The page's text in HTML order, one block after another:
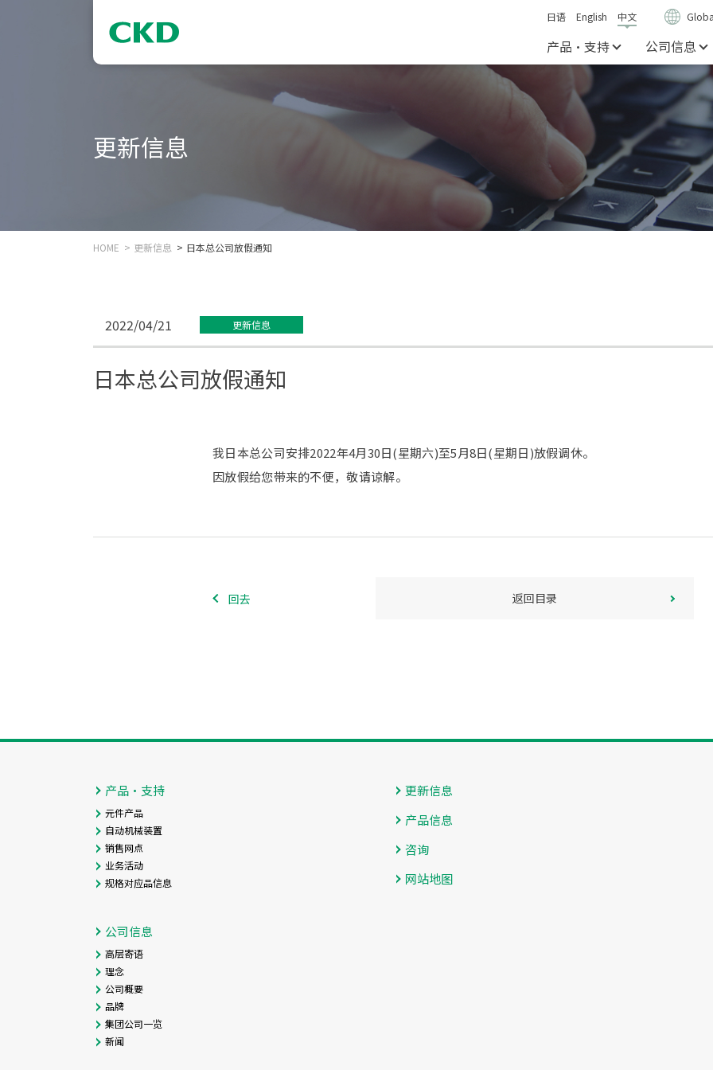
日语 English 中文
产品・支持 公司信息
更新信息
HOME 更新信息 日本总公司放假通知
2022/04/21 更新信息
日本总公司放假通知
我日本总公司安排2022年4月30日(星期六)至5月8日(星期日)放假调休。
因放假给您带来的不便，敬请谅解。
回去 返回目录
产品・支持
元件产品
自动机械装置
销售网点
业务活动
规格对应品信息
公司信息
高层寄语
理念
公司概要
品牌
集团公司一览
新闻
更新信息
产品信息
咨询
网站地图